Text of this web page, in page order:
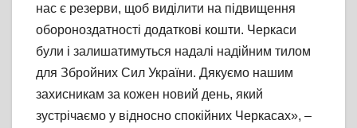
нас є резерви, щоб виділити на підвищення
обороноздатності додаткові кошти. Черкаси
були і залишатимуться надалі надійним тилом
для Збройних Сил України. Дякуємо нашим
захисникам за кожен новий день, який
зустрічаємо у відносно спокійних Черкасах», –